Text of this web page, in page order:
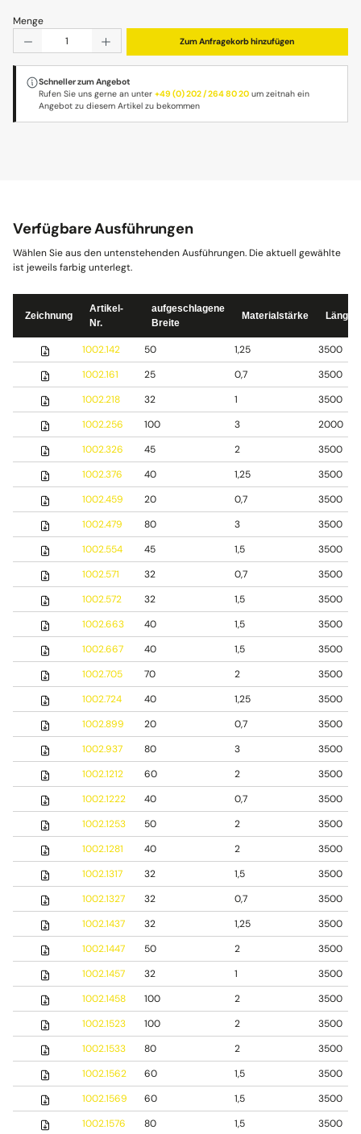
Menge
Produkt Anzahl: Gib den gewünschten Wert ein oder
Zum Anfragekorb hinzufügen
Schneller zum Angebot
Rufen Sie uns gerne an unter+49 (0) 202 / 264 80 20 um zeitnah ein
Angebot zu diesem Artikel zu bekommen
Verfügbare Ausführungen
Wählen Sie aus den untenstehenden Ausführungen. Die aktuell gewählte
ist jeweils farbig unterlegt.
Zeichnung
Artikel-
Nr.
aufgeschlagene
Breite
Materialstärke Länge
1002.142 50 1,25
3500
1002.161
25 0,7
3500
1002.218
32 1
3500
1002.256
100 3
2000
1002.326
45 2
3500
1002.376
40 1,25
3500
1002.459
20 0,7
3500
1002.479
80 3
3500
1002.554
45 1,5
3500
1002.571
32 0,7
3500
1002.572
32 1,5
3500
1002.663
40 1,5
3500
1002.667
40 1,5
3500
1002.705
70 2
3500
1002.724
40 1,25
3500
1002.899
20 0,7
3500
1002.937
80 3
3500
1002.1212
60 2
3500
1002.1222
40 0,7
3500
1002.1253
50 2
3500
1002.1281
40 2
3500
1002.1317
32 1,5
3500
1002.1327
32 0,7
3500
1002.1437
32 1,25
3500
1002.1447
50 2
3500
1002.1457
32 1
3500
1002.1458
100 2
3500
1002.1523
100 2
3500
1002.1533
80 2
3500
1002.1562
60 1,5
3500
1002.1569
60 1,5
3500
1002.1576
80 1,5
3500